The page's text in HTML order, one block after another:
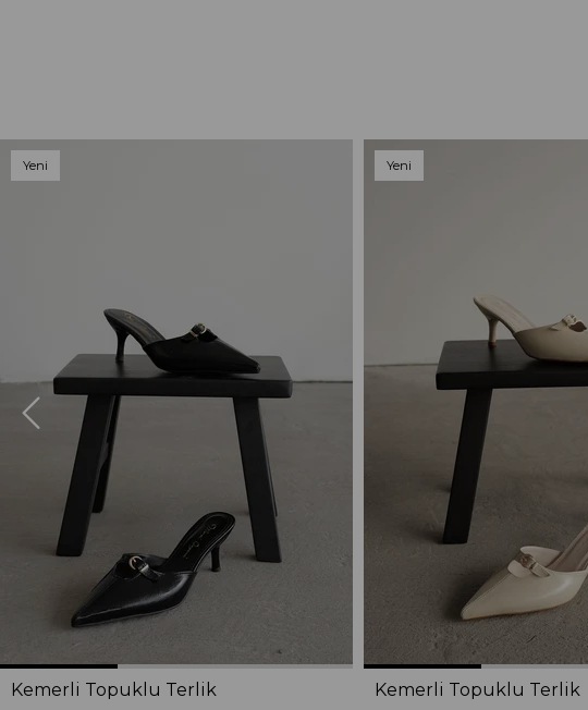
Kemerli Topuklu Terlik
Yeni
Kemerli Topuklu Terlik
Yeni